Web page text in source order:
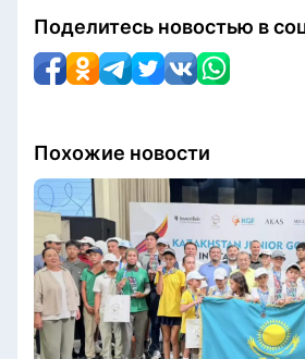
Поделитесь новостью в
Похожие новости